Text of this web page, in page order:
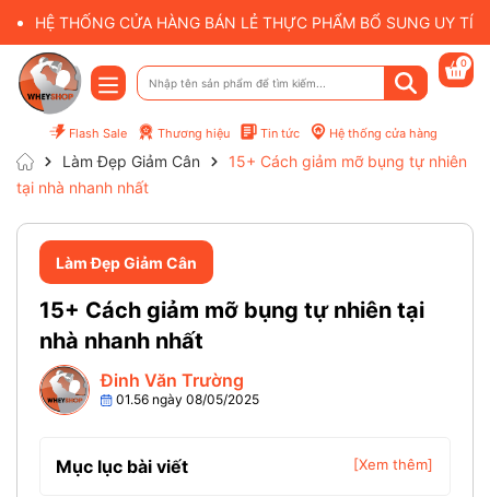
HỆ THỐNG CỬA HÀNG BÁN LẺ THỰC PHẨM BỔ SUNG UY
Flash Sale Thương hiệu Tin tức Hệ thống cửa hàng
0
Làm Đẹp Giảm Cân
15+ Cách giảm mỡ bụng tự nhiên
tại nhà nhanh nhất
Làm Đẹp Giảm Cân
15+ Cách giảm mỡ bụng tự nhiên tại
nhà nhanh nhất
Đinh Văn Trường
01.56 ngày 08/05/2025
Mục lục bài viết [Xem thêm]